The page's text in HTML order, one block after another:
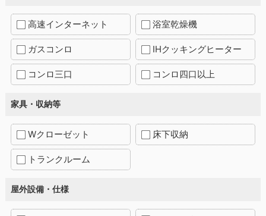
高速インターネット 浴室乾燥機
ガスコンロ IHクッキングヒーター
コンロ三口 コンロ四口以上
家具・収納等
Wクローゼット 床下収納
トランクルーム
屋外設備・仕様